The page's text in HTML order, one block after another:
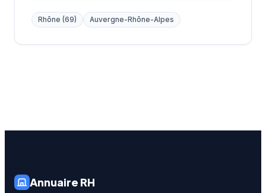
Rhône (69) Auvergne-Rhône-Alpes
Annuaire RH